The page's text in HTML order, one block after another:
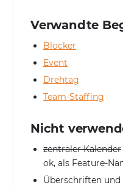
Verwandte
Blocker
Event
Drehtag
Team-Staffing
Nicht
zentraler Kalender
ok, als Feature-
Überschriften